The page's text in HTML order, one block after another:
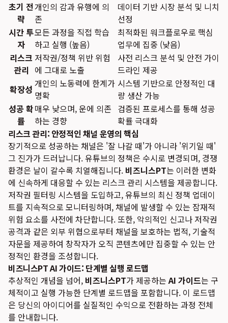
초기 전
략
개인의 감과 유행에 의
존
데이터 기반 시장 분석 및 니치
선정
시간 투
자
모든 과정을 직접 학습
하고 실행 (높음)
최적화된 워크플로우로 핵심
업무에 집중 (낮음)
리스크
관리
저작권/정책 위반 위험
에 그대로 노출
사전 리스크 분석 및 안전 가이
드라인 제공
확장성 개인의 노동력에 한계가
명확
시스템 기반으로 안정적인 대
량 생산 가능
성공 확
률
매우 낮으며, 운에 의존
하는 경향
검증된 프로세스를 통해 성공
확률 극대화
리스크 관리: 안정적인 채널 운영의 핵심
장기적으로 성공하는 채널은 '잘 나갈 때'가 아니라 '위기일 때'
그 진가가 드러납니다. 유튜브의 정책은 수시로 변경되며, 경쟁
환경은 날이 갈수록 치열해집니다. 비즈니스PT는 이러한 변화
에 신속하게 대응할 수 있는 리스크 관리 시스템을 제공합니다.
저작권 필터링 시스템을 도입하고, 유튜브의 최신 정책 업데이
트를 지속적으로 모니터링하며, 채널에 발생할 수 있는 잠재적
위험 요소를 사전에 차단합니다. 또한, 악의적인 신고나 저작권
공격과 같은 외부 위협으로부터 채널을 보호하는 법적, 기술적
자문을 제공하여 창작자가 오직 콘텐츠에만 집중할 수 있는 안
정적인 환경을 조성합니다.
비즈니스PT AI 가이드: 단계별 실행 로드맵
추상적인 개념을 넘어, 비즈니스PT가 제공하는AI 가이드는 구
체적이고 실행 가능한 단계별 로드맵을 포함합니다. 이 로드맵
은 당신의 아이디어를 실질적인 수익으로 전환하는 과정 전체
를 안내합니다.